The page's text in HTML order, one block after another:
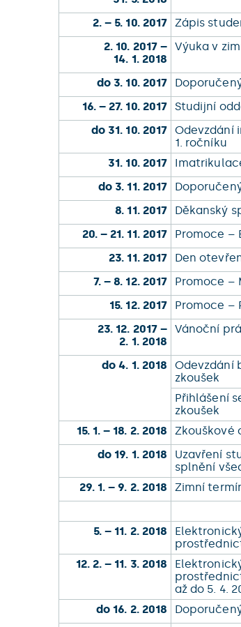
2. – 5. 10. 2017 Zápis
2. 10. 2017 –
14. 1. 2018
Výuka v
do 3. 10. 2017
16. – 27. 10. 2017 Studijní
do 31. 10. 2017 Odevzdání
1. ročníku
31. 10. 2017
do 3. 11. 2017
8. 11. 2017
Děkanský
20. – 21. 11. 2017
Promoce –
23. 11. 2017
Den
7. – 8. 12. 2017
Promoce –
15. 12. 2017
Promoce –
23. 12. 2017 –
2. 1. 2018
Vánoční
do 4. 1. 2018
Odevzdání
zkoušek
Přihlášení
zkoušek
15. 1. – 18. 2. 2018
Zkouškové
do 19. 1. 2018
Uzavření
splnění
29. 1. – 9. 2. 2018
Zimní
5. – 11. 2. 2018
12. 2. – 11. 3. 2018
až do 5. 4.
do 16. 2. 2018